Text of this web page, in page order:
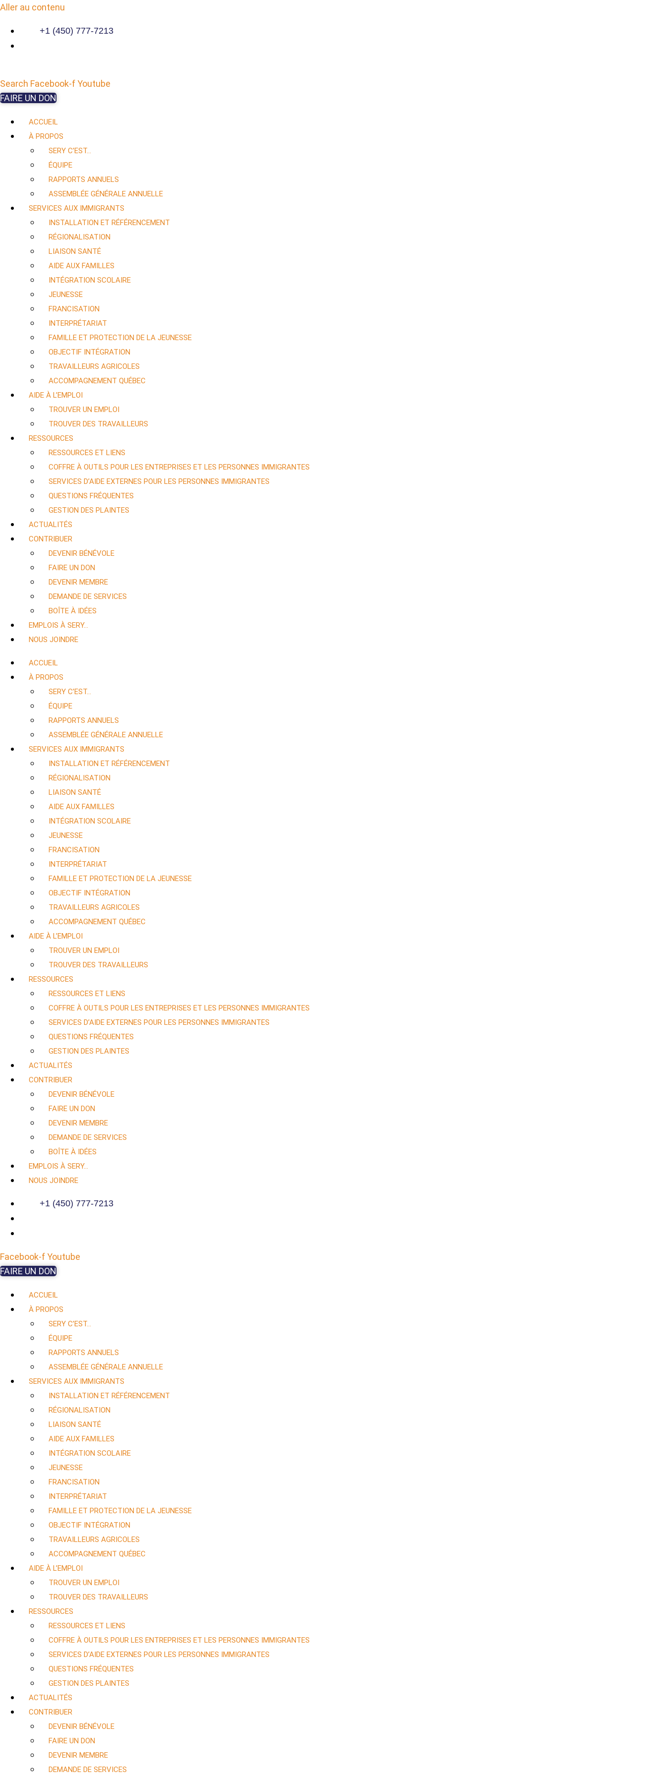
Aller au contenu
+1 (450) 777-7213
Search Facebook-fYoutube
FAIRE UN DON
ACCUEIL
À PROPOS
SERY C’EST…
ÉQUIPE
RAPPORTS ANNUELS
ASSEMBLÉE GÉNÉRALE ANNUELLE
SERVICES AUX IMMIGRANTS
INSTALLATION ET RÉFÉRENCEMENT
RÉGIONALISATION
LIAISON SANTÉ
AIDE AUX FAMILLES
INTÉGRATION SCOLAIRE
JEUNESSE
FRANCISATION
INTERPRÉTARIAT
FAMILLE ET PROTECTION DE LA JEUNESSE
OBJECTIF INTÉGRATION
TRAVAILLEURS AGRICOLES
ACCOMPAGNEMENT QUÉBEC
AIDE À L’EMPLOI
TROUVER UN EMPLOI
TROUVER DES TRAVAILLEURS
RESSOURCES
RESSOURCES ET LIENS
COFFRE À OUTILS POUR LES ENTREPRISES ET LES PERSONNES IMMIGRANTES
SERVICES D’AIDE EXTERNES POUR LES PERSONNES IMMIGRANTES
QUESTIONS FRÉQUENTES
GESTION DES PLAINTES
ACTUALITÉS
CONTRIBUER
DEVENIR BÉNÉVOLE
FAIRE UN DON
DEVENIR MEMBRE
DEMANDE DE SERVICES
BOÎTE À IDÉES
EMPLOIS À SERY…
NOUS JOINDRE
ACCUEIL
À PROPOS
SERY C’EST…
ÉQUIPE
RAPPORTS ANNUELS
ASSEMBLÉE GÉNÉRALE ANNUELLE
SERVICES AUX IMMIGRANTS
INSTALLATION ET RÉFÉRENCEMENT
RÉGIONALISATION
LIAISON SANTÉ
AIDE AUX FAMILLES
INTÉGRATION SCOLAIRE
JEUNESSE
FRANCISATION
INTERPRÉTARIAT
FAMILLE ET PROTECTION DE LA JEUNESSE
OBJECTIF INTÉGRATION
TRAVAILLEURS AGRICOLES
ACCOMPAGNEMENT QUÉBEC
AIDE À L’EMPLOI
TROUVER UN EMPLOI
TROUVER DES TRAVAILLEURS
RESSOURCES
RESSOURCES ET LIENS
COFFRE À OUTILS POUR LES ENTREPRISES ET LES PERSONNES IMMIGRANTES
SERVICES D’AIDE EXTERNES POUR LES PERSONNES IMMIGRANTES
QUESTIONS FRÉQUENTES
GESTION DES PLAINTES
ACTUALITÉS
CONTRIBUER
DEVENIR BÉNÉVOLE
FAIRE UN DON
DEVENIR MEMBRE
DEMANDE DE SERVICES
BOÎTE À IDÉES
EMPLOIS À SERY…
NOUS JOINDRE
+1 (450) 777-7213
Facebook-fYoutube
FAIRE UN DON
ACCUEIL
À PROPOS
SERY C’EST…
ÉQUIPE
RAPPORTS ANNUELS
ASSEMBLÉE GÉNÉRALE ANNUELLE
SERVICES AUX IMMIGRANTS
INSTALLATION ET RÉFÉRENCEMENT
RÉGIONALISATION
LIAISON SANTÉ
AIDE AUX FAMILLES
INTÉGRATION SCOLAIRE
JEUNESSE
FRANCISATION
INTERPRÉTARIAT
FAMILLE ET PROTECTION DE LA JEUNESSE
OBJECTIF INTÉGRATION
TRAVAILLEURS AGRICOLES
ACCOMPAGNEMENT QUÉBEC
AIDE À L’EMPLOI
TROUVER UN EMPLOI
TROUVER DES TRAVAILLEURS
RESSOURCES
RESSOURCES ET LIENS
COFFRE À OUTILS POUR LES ENTREPRISES ET LES PERSONNES IMMIGRANTES
SERVICES D’AIDE EXTERNES POUR LES PERSONNES IMMIGRANTES
QUESTIONS FRÉQUENTES
GESTION DES PLAINTES
ACTUALITÉS
CONTRIBUER
DEVENIR BÉNÉVOLE
FAIRE UN DON
DEVENIR MEMBRE
DEMANDE DE SERVICES